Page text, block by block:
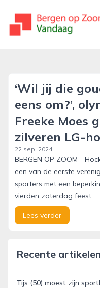
‘Wil jij die
eens om?’,
Freeke Moes
zilveren LG-
22 sep. 2024
BERGEN OP ZOOM -
een van de eerste
sporters met een
vierden zaterdag feest.
Lees verder
Recente
Tijs (50) moest zijn